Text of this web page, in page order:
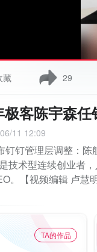
藏 29
客陈宇森任
11 12:09
钉钉管理层调整：
技术型连续创业者
。【视频编辑 卢慧
TA的作品